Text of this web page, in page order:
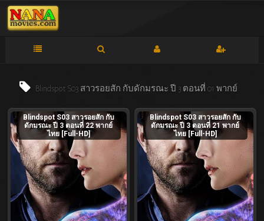
Blindspot S03 สาวรอยสัก กับดักมรณะ ปี 3 ตอนที่ 01 พากย์
ไทยแท็กหนัง
Blindspot S03 สาวรอยสัก กับ
ดักมรณะ ปี 3 ตอนที่ 22 พากย์
ไทย [Full-HD]
Blindspot S03 สาวรอยสัก กับ
ดักมรณะ ปี 3 ตอนที่ 21 พากย์
ไทย [Full-HD]